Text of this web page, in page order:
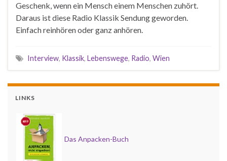
Geschenk, wenn ein Mensch einem Menschen zuhört.
Daraus ist diese Radio Klassik Sendung geworden.
Einfach reinhören oder ganz anhören.
Interview, Klassik, Lebenswege, Radio, Wien
LINKS
Das Anpacken-Buch